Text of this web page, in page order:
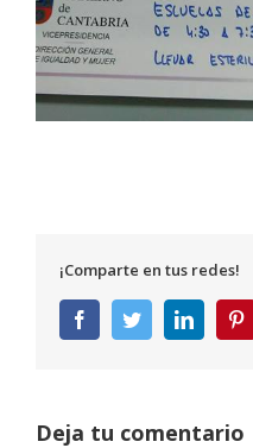
¡Comparte en tus redes!
FacebookTwitterLinkedIn
Deja tu comentario